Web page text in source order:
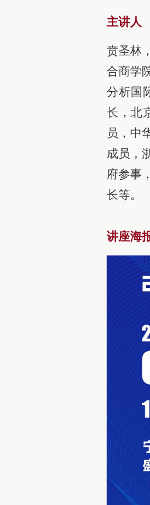
主讲人
贲圣林
合商学
分析国
长，北
员，中
成员，
府参事
长等。
讲座海